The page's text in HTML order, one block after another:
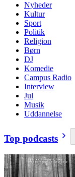
Nyheder
Kultur
Sport
Politik
Religion
Børn
DJ
Komedie
Campus Radio
Interview
Jul
Musik
Uddannelse
Top podcasts